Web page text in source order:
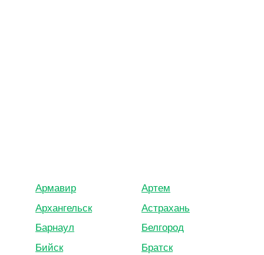
Армавир
Артем
Архангельск
Астрахань
Барнаул
Белгород
Бийск
Братск